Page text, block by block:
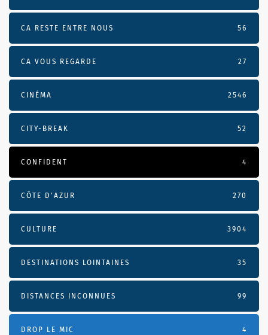
CA RESTE ENTRE NOUS 56
CA VOUS REGARDE 27
CINÉMA 2546
CITY-BREAK 52
CONFIDENT 4
CÔTE D’AZUR 270
CULTURE 3904
DESTINATIONS LOINTAINES 35
DISTANCES INCONNUES 99
DROP LE MIC 4